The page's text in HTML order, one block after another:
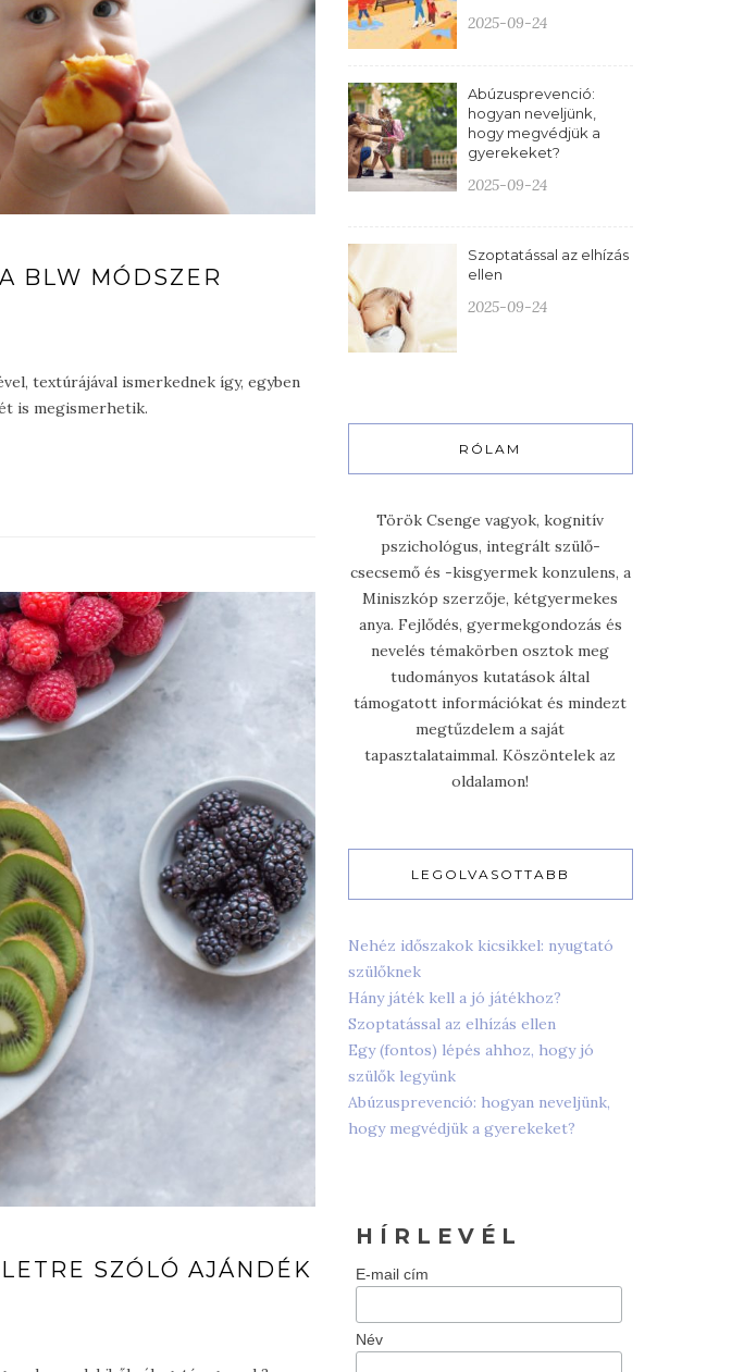
BLW MÓDSZER
textúrájával ismerkednek így, egyben
is megismerhetik.
SZÓLÓ AJÁNDÉK
2025-09-24
Abúzusprevenció:
hogyan neveljünk,
hogy megvédjük a
gyerekeket?
2025-09-24
Szoptatással az elhízás
ellen
2025-09-24
RÓLAM
Török Csenge vagyok, kognitív
pszichológus, integrált szülő-
csecsemő és -kisgyermek konzulens, a
Miniszkóp szerzője, kétgyermekes
anya. Fejlődés, gyermekgondozás és
nevelés témakörben osztok meg
tudományos kutatások által
támogatott információkat és mindezt
megtűzdelem a saját
tapasztalataimmal. Köszöntelek az
oldalamon!
LEGOLVASOTTABB
Nehéz időszakok kicsikkel: nyugtató
szülőknek
Hány játék kell a jó játékhoz?
Szoptatással az elhízás ellen
Egy (fontos) lépés ahhoz, hogy jó
szülők legyünk
Abúzusprevenció: hogyan neveljünk,
hogy megvédjük a gyerekeket?
H Í R L E V É L
E-mail cím
Név